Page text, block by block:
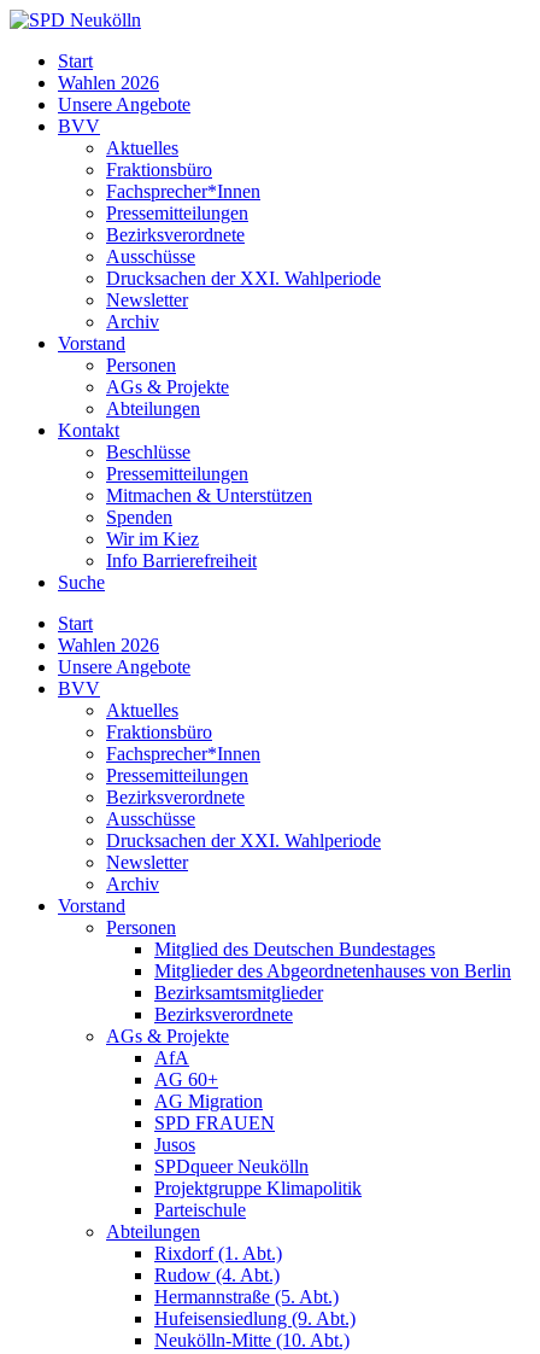
Skip
content
Neukölln
Start
Wahlen 2026
Unsere Angebote
BVV
Aktuelles
Fraktionsbüro
Fachsprecher*Innen
Pressemitteilungen
Bezirksverordnete
Ausschüsse
Drucksachen der XXI. Wahlperiode
Newsletter
Archiv
Vorstand
Personen
AGs & Projekte
Abteilungen
Kontakt
Beschlüsse
Pressemitteilungen
Mitmachen & Unterstützen
Spenden
Wir im Kiez
Info Barrierefreiheit
Suche
Start
Wahlen 2026
Unsere Angebote
BVV
Aktuelles
Fraktionsbüro
Fachsprecher*Innen
Pressemitteilungen
Bezirksverordnete
Ausschüsse
Drucksachen der XXI. Wahlperiode
Newsletter
Archiv
Vorstand
Personen
Mitglied des Deutschen Bundestages
Mitglieder des Abgeordnetenhauses von Berlin
Bezirksamtsmitglieder
Bezirksverordnete
AGs & Projekte
AfA
AG 60+
AG Migration
SPD FRAUEN
Jusos
SPDqueer Neukölln
Projektgruppe Klimapolitik
Parteischule
Abteilungen
Rixdorf (1. Abt.)
Rudow (4. Abt.)
Hermannstraße (5. Abt.)
Hufeisensiedlung (9. Abt.)
Neukölln-Mitte (10. Abt.)